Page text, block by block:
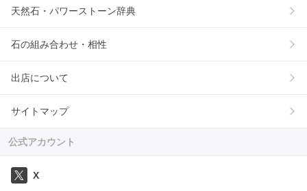
天然石・パワーストーン辞典
石の組み合わせ・相性
出店について
サイトマップ
公式アカウント
X